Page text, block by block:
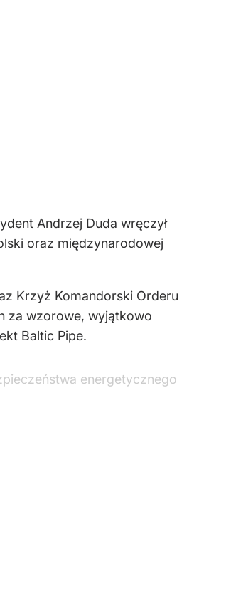
Andrzej Duda wręczył
oraz międzynarodowej
Krzyż Komandorski Orderu
za wzorowe, wyjątkowo
Baltic Pipe.
energetycznego